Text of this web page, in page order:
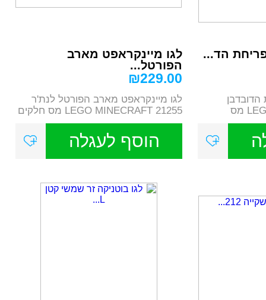
הד...
הדובדבן
21260 LEGO MINECRAFT מס
לגו מיינקראפט מארב
הפורטל...
229.00
₪
לגו מיינקראפט מארב הפורטל לנת'ר
21255 LEGO MINECRAFT מס חלקים
352. ...
הוסף לעגלה